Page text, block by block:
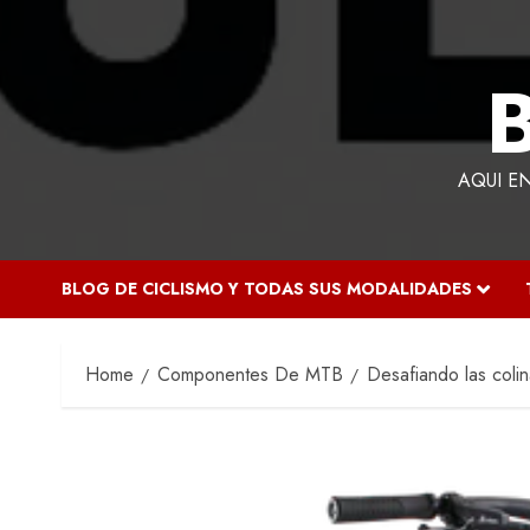
AQUI
BLOG DE CICLISMO Y TODAS SUS MODALIDADES
Home Componentes De MTB Desafiando las